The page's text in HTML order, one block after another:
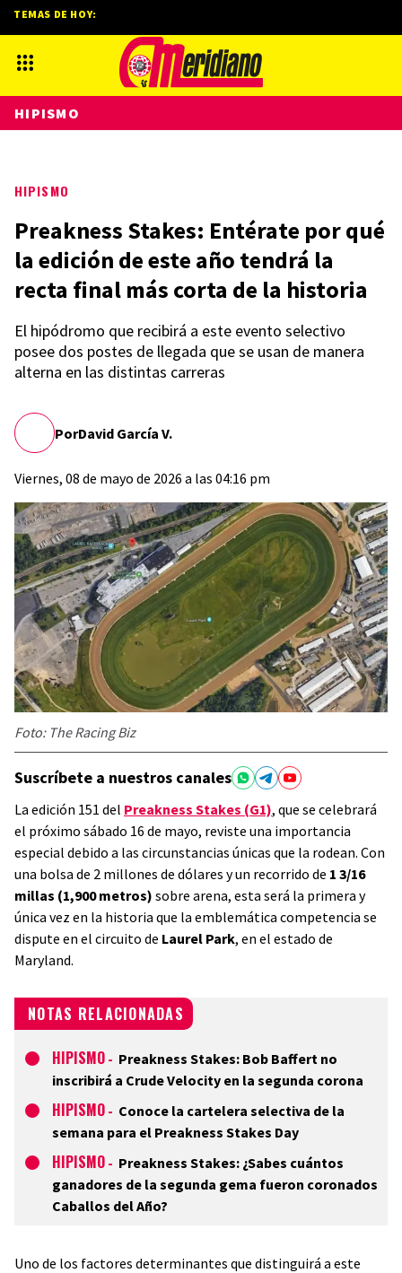
HIPISMO
Preakness Stakes: Entérate por qué
la edición de este año tendrá la
recta final más corta de la historia
El hipódromo que recibirá a este evento selectivo
posee dos postes de llegada que se usan de manera
alterna en las distintas carreras
PorDavid García V.
Viernes, 08 de mayo de 2026 a las 04:16 pm
Foto: The Racing Biz
Suscríbete a nuestros canales
La edición 151 del Preakness Stakes (G1), que se celebrará
el próximo sábado 16 de mayo, reviste una importancia
especial debido a las circunstancias únicas que la rodean. Con
una bolsa de 2 millones de dólares y un recorrido de 1 3/16
millas (1,900 metros) sobre arena, esta será la primera y
única vez en la historia que la emblemática competencia se
dispute en el circuito de Laurel Park, en el estado de
Maryland.
NOTAS RELACIONADAS
HIPISMO - Preakness Stakes: Bob Baffert no
inscribirá a Crude Velocity en la segunda corona
HIPISMO - Conoce la cartelera selectiva de la
semana para el Preakness Stakes Day
HIPISMO - Preakness Stakes: ¿Sabes cuántos
ganadores de la segunda gema fueron coronados
Caballos del Año?
Uno de los factores determinantes que distinguirá a este
TEMAS DE HOY:
HIPISMO